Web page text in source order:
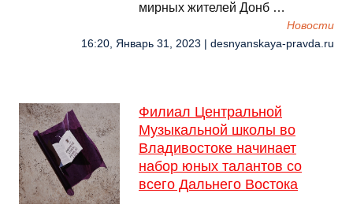
мирных жителей Донб …
Новости
16:20, Январь 31, 2023 | desnyanskaya-pravda.ru
Филиал Центральной
Музыкальной школы во
Владивостоке начинает
набор юных талантов со
всего Дальнего Востока